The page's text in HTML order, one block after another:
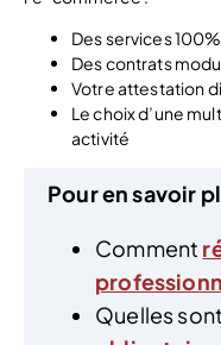
Des services
Des contrats
Votre attestation
Le choix d’une
activité
Pour en savoir
Comment
Quelles